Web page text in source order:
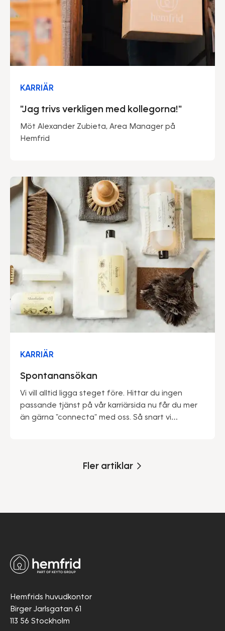
KARRIÄR
"Jag trivs verkligen med kollegorna!"
Möt Alexander Zubieta, Area Manager på
Hemfrid
KARRIÄR
Spontanansökan
Vi vill alltid ligga steget före. Hittar du ingen
passande tjänst på vår karriärsida nu får du mer
än gärna "connecta" med oss. Så snart vi
Fler artiklar
Hemfrids huvudkontor
Birger Jarlsgatan 61
113 56 Stockholm